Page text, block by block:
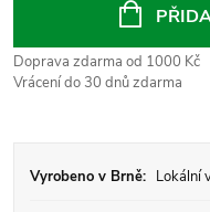
Doprava zdarma od 1000 Kč
Vrácení do 30 dnů zdarma
Vyrobeno v Brně: Lokální